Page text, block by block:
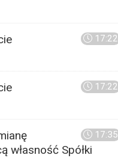
17:22
17:22
17:35
własność Spółki